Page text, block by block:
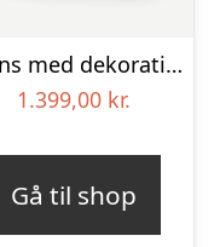
Krans med dekoration i klassisk stil og bånd creme
1.399,00 kr.
Gå til shop